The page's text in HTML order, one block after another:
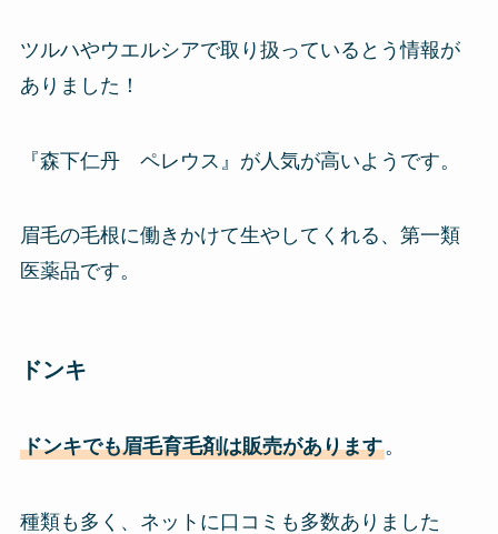
ツルハやウエルシアで取り扱っているとう情報が
ありました！
『森下仁丹 ペレウス』が人気が高いようです。
眉毛の毛根に働きかけて生やしてくれる、第一類
医薬品です。
ドンキ
ドンキでも眉毛育毛剤は販売があります。
種類も多く、ネットに口コミも多数ありました